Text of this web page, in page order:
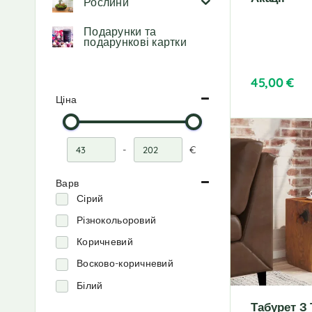
Подарунки та
подарункові картки
Ціна
Мінімальна ціна
- Максимальна ціна
€
Варв
Сірий
Різнокольоровий
Коричневий
Восково-коричневий
Білий
45,00€
Табурет З